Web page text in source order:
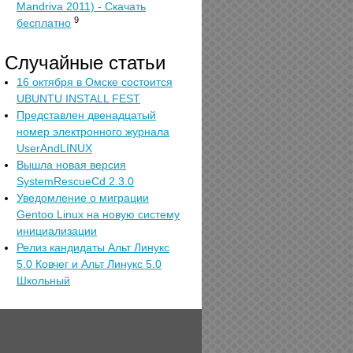
Mandriva 2011) - Скачать
бесплатно 9
Случайные статьи
16 октября в Омске состоится
UBUNTU INSTALL FEST
Представлен двенадцатый
номер электронного журнала
UserAndLINUX
Вышла новая версия
SystemRescueCd 2.3.0
Уведомление о миграции
Gentoo Linux на новую систему
инициализации
Релиз кандидаты Альт Линукс
5.0 Ковчег и Альт Линукс 5.0
Школьный